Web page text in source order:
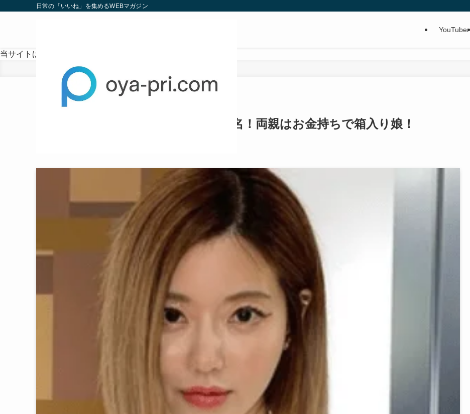
日常の「いいね」を集めるWEBマガジン
YouTuber
当サイトは、海外在住者に向けて発信しています。
タレント
DJSODAの経歴は！国籍や本名！両親はお金持ちで箱入り娘！